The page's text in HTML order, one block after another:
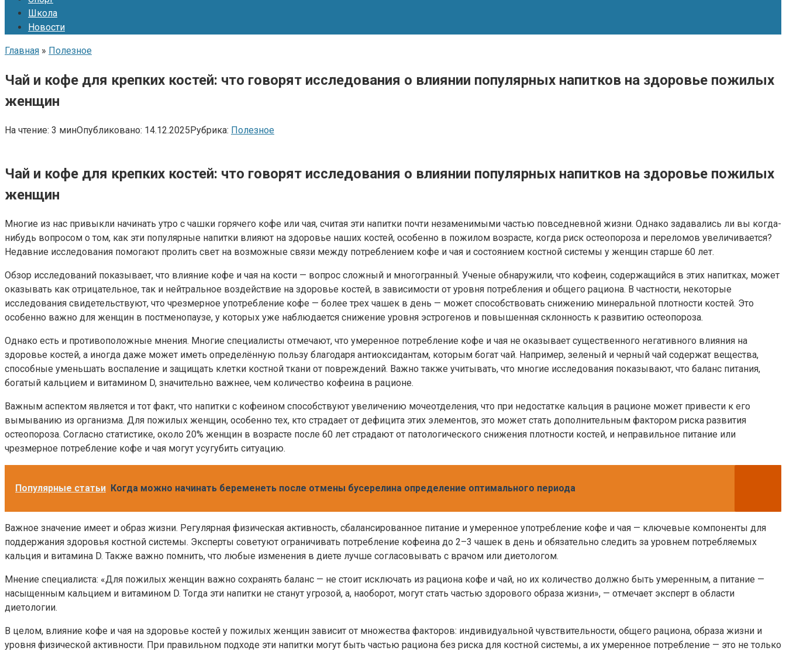
Школа
Новости
Главная » Полезное
Чай и кофе для крепких костей: что говорят исследования о влиянии популярных напитков на здоровье пожилых
женщин
На чтение: 3 минОпубликовано: 14.12.2025Рубрика: Полезное
Чай и кофе для крепких костей: что говорят исследования о влиянии популярных напитков на здоровье пожилых
женщин
Многие из нас привыкли начинать утро с чашки горячего кофе или чая, считая эти напитки почти незаменимыми частью повседневной жизни. Однако задавались ли вы когда-
нибудь вопросом о том, как эти популярные напитки влияют на здоровье наших костей, особенно в пожилом возрасте, когда риск остеопороза и переломов увеличивается?
Недавние исследования помогают пролить свет на возможные связи между потреблением кофе и чая и состоянием костной системы у женщин старше 60 лет.
Обзор исследований показывает, что влияние кофе и чая на кости — вопрос сложный и многогранный. Ученые обнаружили, что кофеин, содержащийся в этих напитках, может
оказывать как отрицательное, так и нейтральное воздействие на здоровье костей, в зависимости от уровня потребления и общего рациона. В частности, некоторые
исследования свидетельствуют, что чрезмерное употребление кофе — более трех чашек в день — может способствовать снижению минеральной плотности костей. Это
особенно важно для женщин в постменопаузе, у которых уже наблюдается снижение уровня эстрогенов и повышенная склонность к развитию остеопороза.
Однако есть и противоположные мнения. Многие специалисты отмечают, что умеренное потребление кофе и чая не оказывает существенного негативного влияния на
здоровье костей, а иногда даже может иметь определённую пользу благодаря антиоксидантам, которым богат чай. Например, зеленый и черный чай содержат вещества,
способные уменьшать воспаление и защищать клетки костной ткани от повреждений. Важно также учитывать, что многие исследования показывают, что баланс питания,
богатый кальцием и витамином D, значительно важнее, чем количество кофеина в рационе.
Важным аспектом является и тот факт, что напитки с кофеином способствуют увеличению мочеотделения, что при недостатке кальция в рационе может привести к его
вымыванию из организма. Для пожилых женщин, особенно тех, кто страдает от дефицита этих элементов, это может стать дополнительным фактором риска развития
остеопороза. Согласно статистике, около 20% женщин в возрасте после 60 лет страдают от патологического снижения плотности костей, и неправильное питание или
чрезмерное потребление кофе и чая могут усугубить ситуацию.
Популярные статьи Когда можно начинать беременеть после отмены бусерелина определение оптимального периода
Важное значение имеет и образ жизни. Регулярная физическая активность, сбалансированное питание и умеренное употребление кофе и чая — ключевые компоненты для
поддержания здоровья костной системы. Эксперты советуют ограничивать потребление кофеина до 2–3 чашек в день и обязательно следить за уровнем потребляемых
кальция и витамина D. Также важно помнить, что любые изменения в диете лучше согласовывать с врачом или диетологом.
Мнение специалиста: «Для пожилых женщин важно сохранять баланс — не стоит исключать из рациона кофе и чай, но их количество должно быть умеренным, а питание —
насыщенным кальцием и витамином D. Тогда эти напитки не станут угрозой, а, наоборот, могут стать частью здорового образа жизни», — отмечает эксперт в области
диетологии.
В целом, влияние кофе и чая на здоровье костей у пожилых женщин зависит от множества факторов: индивидуальной чувствительности, общего рациона, образа жизни и
уровня физической активности. При правильном подходе эти напитки могут быть частью рациона без риска для костной системы, а их умеренное потребление — это не только